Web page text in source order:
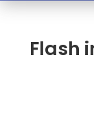
Flash